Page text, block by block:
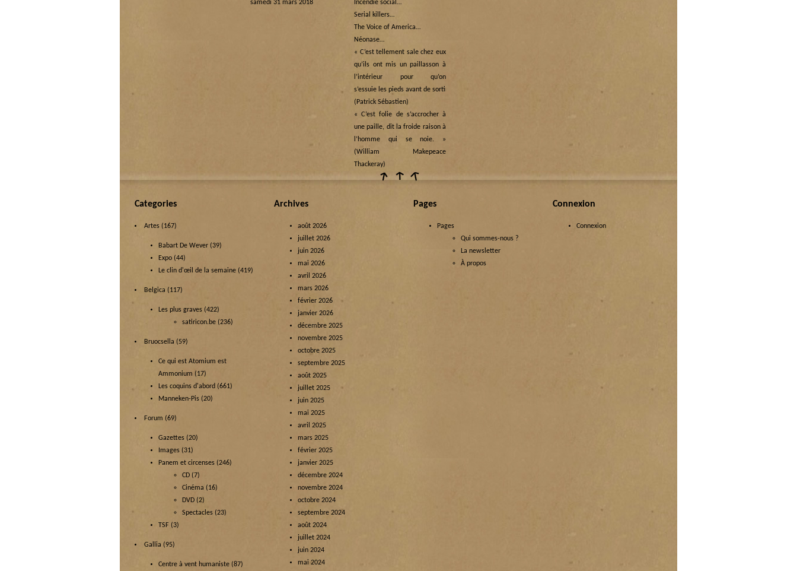
samedi 31 mars 2018
Incendie social…
Serial killers…
The Voice of America…
Néonase…
« C’est tellement sale chez eux
qu’ils ont mis un paillasson à
l’intérieur pour qu’on
s’essuie les pieds avant de sortir… »
(Patrick Sébastien)
« C’est folie de s’accrocher à
une paille, dit la froide raison à
l’homme qui se noie. »
(William Makepeace
Thackeray)
Categories
Artes (167)
Babart De Wever (39)
Expo (44)
Le clin d'œil de la semaine (419)
Belgica (117)
Les plus graves (422)
satiricon.be (236)
Bruocsella (59)
Ce qui est Atomium est
Ammonium (17)
Les coquins d'abord (661)
Manneken-Pis (20)
Forum (69)
Gazettes (20)
Images (31)
Panem et circenses (246)
CD (7)
Cinéma (16)
DVD (2)
Spectacles (23)
TSF (3)
Gallia (95)
Centre à vent humaniste (87)
Archives
août 2026
juillet 2026
juin 2026
mai 2026
avril 2026
mars 2026
février 2026
janvier 2026
décembre 2025
novembre 2025
octobre 2025
septembre 2025
août 2025
juillet 2025
juin 2025
mai 2025
avril 2025
mars 2025
février 2025
janvier 2025
décembre 2024
novembre 2024
octobre 2024
septembre 2024
août 2024
juillet 2024
juin 2024
mai 2024
Pages
Pages
Qui sommes-nous ?
La newsletter
À propos
Connexion
Connexion